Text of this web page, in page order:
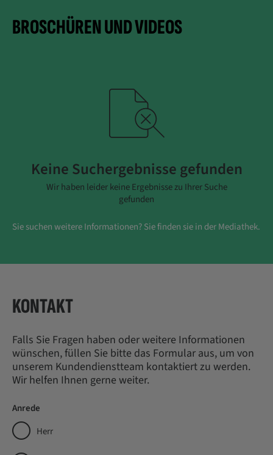
BROSCHÜREN UND VIDEOS
Keine Suchergebnisse gefunden
Wir haben leider keine Ergebnisse zu Ihrer Suche
gefunden
Sie suchen weitere Informationen? Sie finden sie in der Mediathek.
KONTAKT
Falls Sie Fragen haben oder weitere Informationen
wünschen, füllen Sie bitte das Formular aus, um von
unserem Kundendienstteam kontaktiert zu werden.
Wir helfen Ihnen gerne weiter.
Anrede
Herr